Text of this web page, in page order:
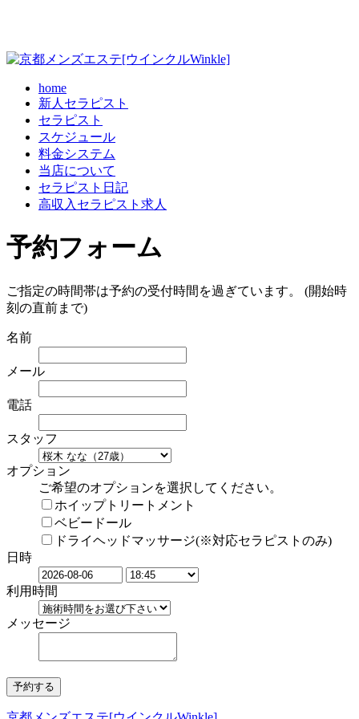
home
新人セラピスト
セラピスト
スケジュール
料金システム
当店について
セラピスト日記
高収入セラピスト求人
予約フォーム
ご指定の時間帯は予約の受付時間を過ぎています。 (開始時
刻の直前まで)
名前
メール
電話
スタッフ
オプション
ご希望のオプションを選択してください。
ホイップトリートメント
ベビードール
ドライヘッドマッサージ(※対応セラピストのみ)
日時
利用時間
メッセージ